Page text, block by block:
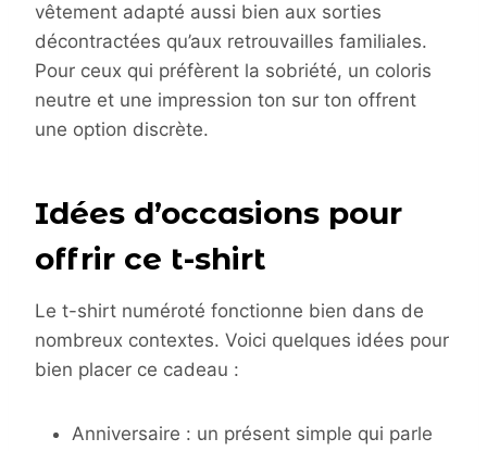
vêtement adapté aussi bien aux sorties
décontractées qu’aux retrouvailles familiales.
Pour ceux qui préfèrent la sobriété, un coloris
neutre et une impression ton sur ton offrent
une option discrète.
Idées d’occasions pour
offrir ce t-shirt
Le t-shirt numéroté fonctionne bien dans de
nombreux contextes. Voici quelques idées pour
bien placer ce cadeau :
Anniversaire : un présent simple qui parle